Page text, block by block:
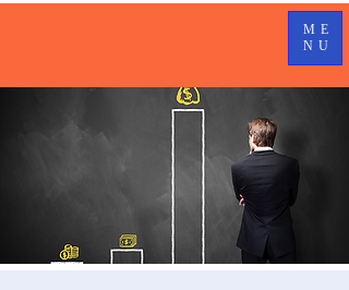
ME
NU